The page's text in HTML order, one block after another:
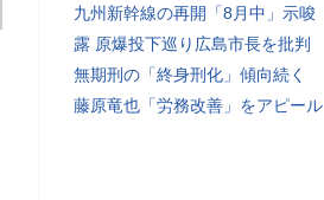
九州新幹線の再開「8月中」示唆
露 原爆投下巡り広島市長を批判
無期刑の「終身刑化」傾向続く
藤原竜也「労務改善」をアピール